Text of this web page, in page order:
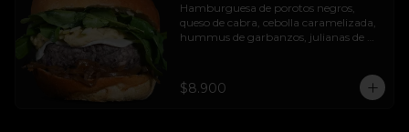
Hamburguesa de porotos negros,
queso de cabra, cebolla caramelizada,
hummus de garbanzos, julianas de
$8.900